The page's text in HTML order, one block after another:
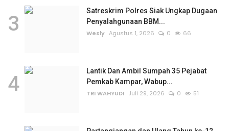
3
Satreskrim Polres Siak Ungkap Dugaan
Penyalahgunaan BBM...
Wesly Agustus 1, 2026 0 66
4
Lantik Dan Ambil Sumpah 35 Pejabat
Pemkab Kampar, Wabup...
TRI WAHYUDI Juli 29, 2026 0 51